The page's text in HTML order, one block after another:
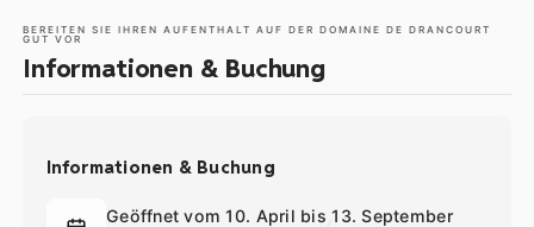
BEREITEN SIE IHREN AUFENTHALT AUF DER DOMAINE DE DRANCOURT
GUT VOR
Informationen & Buchung
Informationen & Buchung
Geöffnet vom 10. April bis 13. September